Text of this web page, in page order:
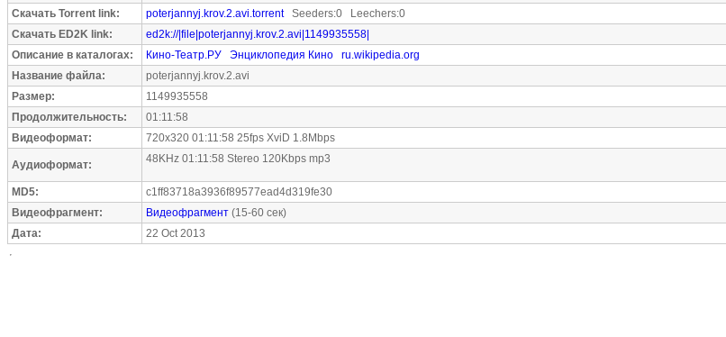
Скачать Torrent link:
poterjannyj.krov.2.avi.torrentSeeders:0 Leechers:0
Скачать ED2K link:
ed2k://|file|poterjannyj.krov.2.avi|1149935558|
Описание в каталогах:
Кино-Театр.РУ Энциклопедия Кино
ru.wikipedia.org
Название файла:
poterjannyj.krov.2.avi
Размер:
1149935558
Продолжительность:
01:11:58
Видеоформат:
720x320 01:11:58 25fps XviD 1.8Mbps
Аудиоформат: 48KHz 01:11:58 Stereo 120Kbps mp3
MD5:
c1ff83718a3936f89577ead4d319fe30
Видеофрагмент:
Видеофрагмент (15-60 сек)
Дата:
22 Oct 2013